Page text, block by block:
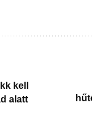
kell
alatt